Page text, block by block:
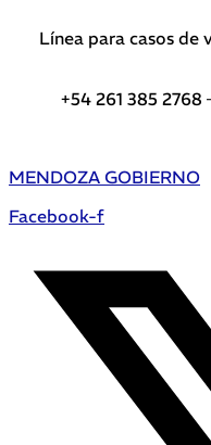
Línea para casos
+54 261 385 2768
MENDOZA GOBIERNO
Facebook-f